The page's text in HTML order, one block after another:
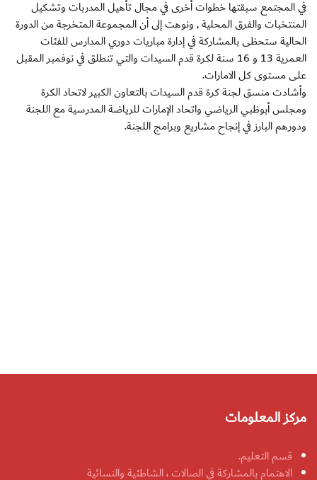
في المجتمع سبقتها خطوات أخرى في مجال تأهيل المدربات وتشكيل
المنتخبات والفرق المحلية , ونوهت إلى أن المجموعة المتخرجة من الدورة
الحالية ستحظى بالمشاركة في إدارة مباريات دوري المدارس للفئات
العمرية 13 و 16 سنة لكرة قدم السيدات والتي تنطلق في نوفمبر المقبل
على مستوى كل الامارات.
وأشادت منسق لجنة كرة قدم السيدات بالتعاون الكبير لاتحاد الكرة
ومجلس أبوظبي الرياضي واتحاد الإمارات للرياضة المدرسية مع اللجنة
ودورهم البارز في إنجاح مشاريع وبرامج اللجنة.
مركز المعلومات
قسم التعليم.
الاهتمام بالمشاركة في الصالات ، الشاطئية والنسائية